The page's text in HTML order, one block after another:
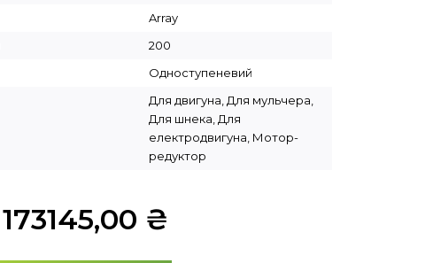
Array
200
Одноступеневий
Для двигуна, Для мульчера,
Для шнека, Для
електродвигуна, Мотор-
редуктор
173145,00 ₴